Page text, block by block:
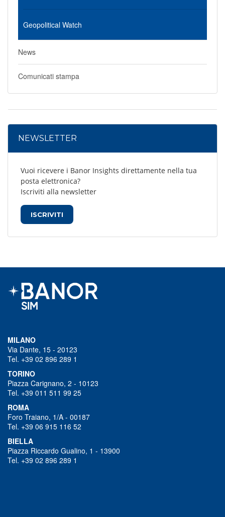
Geopolitical Watch
News
Comunicati stampa
NEWSLETTER
Vuoi ricevere i Banor Insights direttamente nella tua
posta elettronica?
Iscriviti alla newsletter
ISCRIVITI
MILANO
Via Dante, 15 - 20123
Tel. +39 02 896 289 1
TORINO
Piazza Carignano, 2 - 10123
Tel. +39 011 511 99 25
ROMA
Foro Traiano, 1/A - 00187
Tel. +39 06 915 116 52
BIELLA
Piazza Riccardo Gualino, 1 - 13900
Tel. +39 02 896 289 1